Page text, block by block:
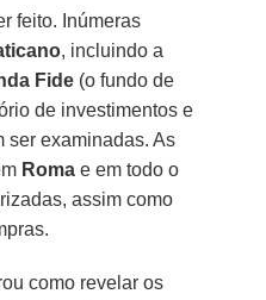
feito. Inúmeras
, incluindo a
Fide (o fundo de
de investimentos e
ser examinadas. As
Roma e em todo o
assim como
como revelar os